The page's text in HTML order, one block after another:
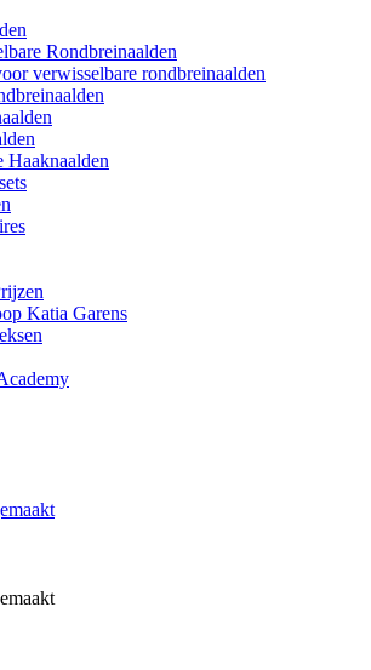
Rondbreinaalden
verwisselbare rondbreinaalden
Haaknaalden
Katia Garens